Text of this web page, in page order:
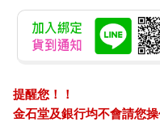
提醒您！！
金石堂及銀行均不會請您